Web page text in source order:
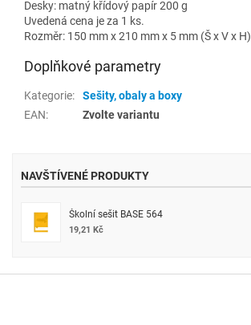
Desky: matný křídový papír 200 g
Uvedená cena je za 1 ks.
Rozměr: 150 mm x 210 mm x 5 mm (Š x V x H)
Doplňkové parametry
Kategorie:
Sešity, obaly a boxy
EAN: Zvolte variantu
NAVŠTÍVENÉ PRODUKTY
Školní sešit BASE 564
19,21 Kč